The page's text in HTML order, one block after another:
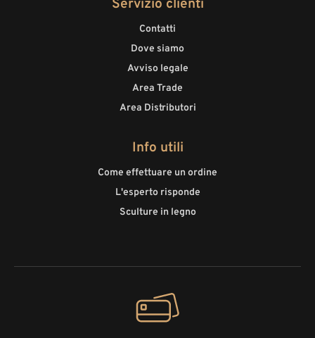
Servizio clienti
Contatti
Dove siamo
Avviso legale
Area Trade
Area Distributori
Info utili
Come effettuare un ordine
L'esperto risponde
Sculture in legno